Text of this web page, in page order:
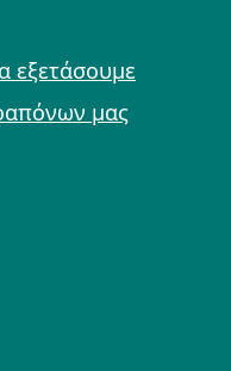
εξετάσουμε
μας